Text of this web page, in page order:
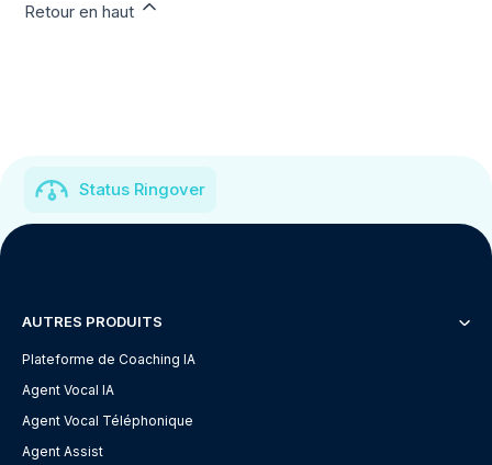
Retour en haut
Status Ringover
AUTRES PRODUITS
Plateforme de Coaching IA
Agent Vocal IA
Agent Vocal Téléphonique
Agent Assist